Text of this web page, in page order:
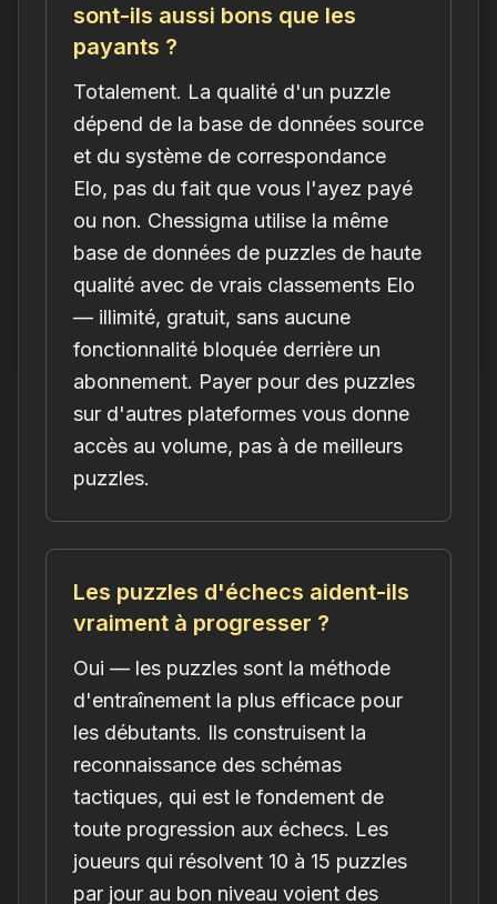
sont-ils aussi bons que les
payants ?
Totalement. La qualité d'un puzzle
dépend de la base de données source
et du système de correspondance
Elo, pas du fait que vous l'ayez payé
ou non. Chessigma utilise la même
base de données de puzzles de haute
qualité avec de vrais classements Elo
— illimité, gratuit, sans aucune
fonctionnalité bloquée derrière un
abonnement. Payer pour des puzzles
sur d'autres plateformes vous donne
accès au volume, pas à de meilleurs
puzzles.
Les puzzles d'échecs aident-ils
vraiment à progresser ?
Oui — les puzzles sont la méthode
d'entraînement la plus efficace pour
les débutants. Ils construisent la
reconnaissance des schémas
tactiques, qui est le fondement de
toute progression aux échecs. Les
joueurs qui résolvent 10 à 15 puzzles
par jour au bon niveau voient des